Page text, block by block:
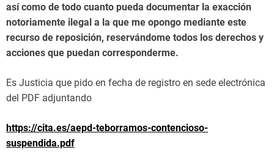
así como de todo cuanto pueda documentar la exacción
notoriamente ilegal a la que me opongo mediante este
recurso de reposición, reservándome todos los derechos y
acciones que puedan corresponderme.
Es Justicia que pido en fecha de registro en sede electrónica
del PDF adjuntando
https://cita.es/aepd-teborramos-contencioso-
suspendida.pdf